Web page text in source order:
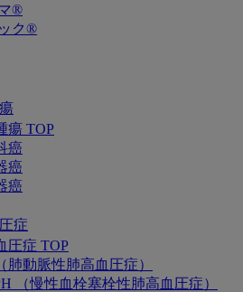
®
ク®
瘍 TOP
癌
癌
癌
症
圧症 TOP
肺動脈性肺高血圧症）
（慢性血栓塞栓性肺高血圧症）